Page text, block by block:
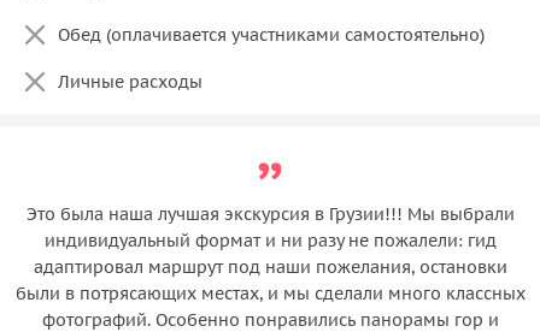
Обед (оплачивается участниками самостоятельно)
Личные расходы
Это была наша лучшая экскурсия в Грузии!!! Мы выбрали
индивидуальный формат и ни разу не пожалели: гид
адаптировал маршрут под наши пожелания, остановки
были в потрясающих местах, и мы сделали много классных
фотографий. Особенно понравились панорамы гор и